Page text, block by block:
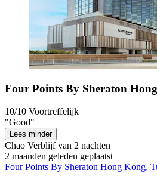
Four Points By Sheraton
10/10 Voortreffelijk
"Good"
Lees minder
Chao Verblijf van 2 nachten
2 maanden geleden geplaatst
Four Points By Sheraton Hong Kong,